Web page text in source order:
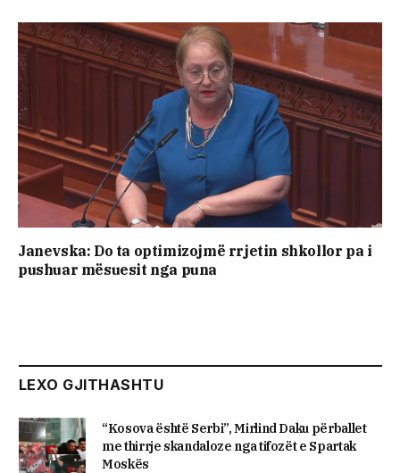
Janevska: Do ta optimizojmë rrjetin shkollor pa i
pushuar mësuesit nga puna
LEXO GJITHASHTU
“Kosova është Serbi”, Mirlind Daku përballet
me thirrje skandaloze nga tifozët e Spartak
Moskës